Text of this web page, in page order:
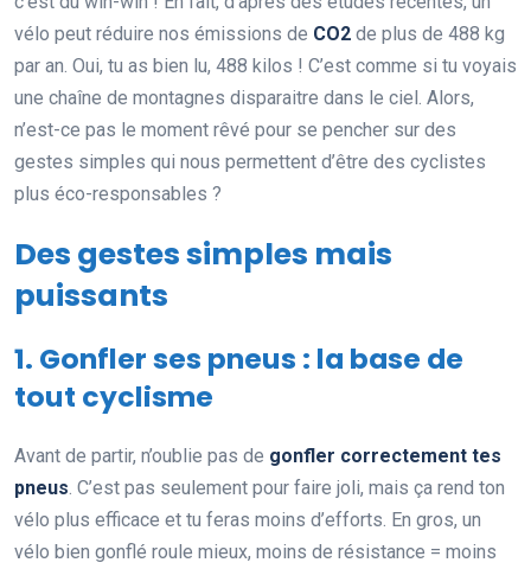
vélo peut réduire nos émissions de CO2 de plus de 488 kg
par an. Oui, tu as bien lu, 488 kilos ! C’est comme si tu voyais
une chaîne de montagnes disparaitre dans le ciel. Alors,
n’est-ce pas le moment rêvé pour se pencher sur des
gestes simples qui nous permettent d’être des cyclistes
plus éco-responsables ?
Des gestes simples mais
puissants
1. Gonfler ses pneus : la base de
tout cyclisme
Avant de partir, n’oublie pas de gonfler correctement tes
pneus. C’est pas seulement pour faire joli, mais ça rend ton
vélo plus efficace et tu feras moins d’efforts. En gros, un
vélo bien gonflé roule mieux, moins de résistance = moins